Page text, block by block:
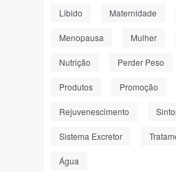
Libido Maternidade
Menopausa Mulher
Nutrição Perder Peso
Produtos Promoção
Rejuvenescimento
Sistema Excretor
Água